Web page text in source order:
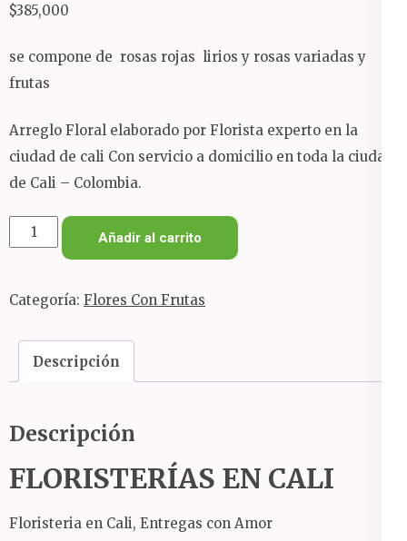
$385,000
se compone de rosas rojas lirios y rosas variadas y
frutas
Arreglo Floral elaborado por Florista experto en la
ciudad de cali Con servicio a domicilio en toda la ciudad
de Cali – Colombia.
frutero
exclusivo
Añadir al carrito
Categoría: Flores Con Frutas
Descripción
Descripción
FLORISTERÍAS EN CALI
Floristeria en Cali, Entregas con Amor